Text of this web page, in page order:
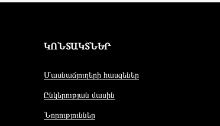
ԿՈՆՏԱԿՏՆԵՐ
Մասնաճյուղերի հասցեներ
Ընկերության մասին
Նորություններ